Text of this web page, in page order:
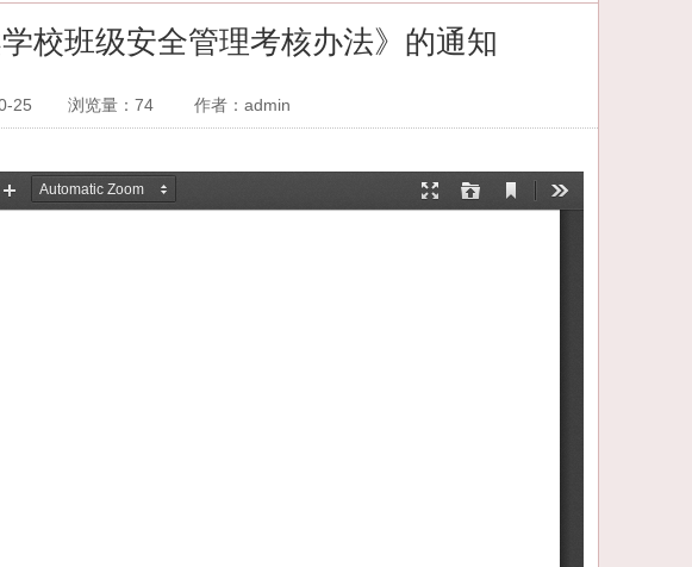
校班级安全管理考核办法》的通知
25 浏览量： 74 作者：admin